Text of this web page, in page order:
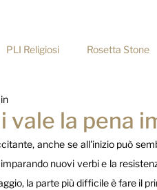
PLI Religiosi Rosetta Stone
vale la pena
anche se all'inizio può
nuovi verbi e la
la parte più difficile è fare il